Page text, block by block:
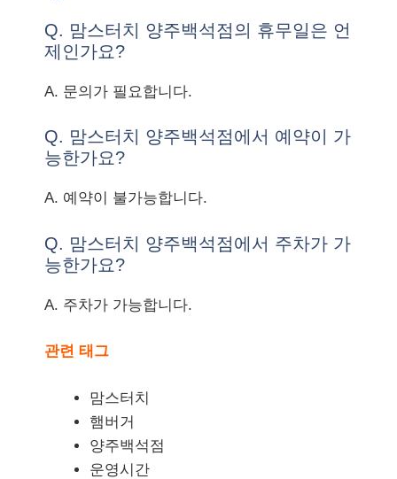
Q. 맘스터치 양주백석점의 휴무일은 언
제인가요?
A. 문의가 필요합니다.
Q. 맘스터치 양주백석점에서 예약이 가
능한가요?
A. 예약이 불가능합니다.
Q. 맘스터치 양주백석점에서 주차가 가
능한가요?
A. 주차가 가능합니다.
관련 태그
맘스터치
햄버거
양주백석점
운영시간